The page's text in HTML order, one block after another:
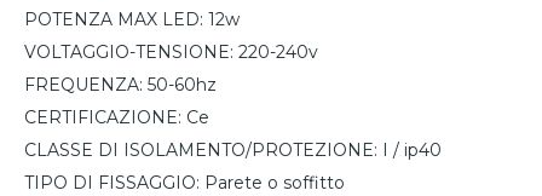
POTENZA MAX LED: 12w
VOLTAGGIO-TENSIONE: 220-240v
FREQUENZA: 50-60hz
CERTIFICAZIONE: Ce
CLASSE DI ISOLAMENTO/PROTEZIONE: I / ip40
TIPO DI FISSAGGIO: Parete o soffitto